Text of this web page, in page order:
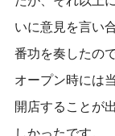
いに意見を言い
番功を奏したの
オープン時には
開店することが